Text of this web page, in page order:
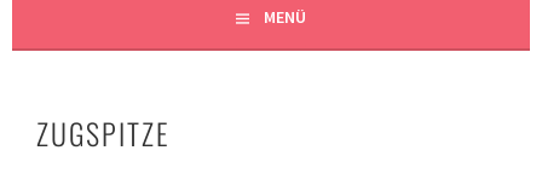
MENÜ
ZUGSPITZE